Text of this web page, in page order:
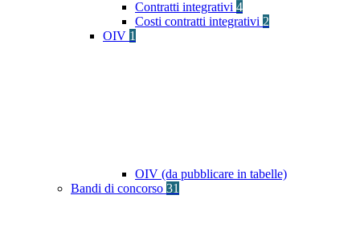
Contratti integrativi 4
Costi contratti integrativi 2
OIV 1
OIV (da pubblicare in tabelle)
Bandi di concorso 31